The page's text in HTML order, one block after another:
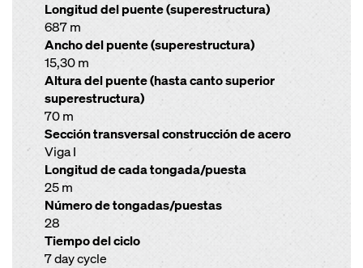
Longitud del puente (superestructura)
687 m
Ancho del puente (superestructura)
15,30 m
Altura del puente (hasta canto superior
superestructura)
70 m
Sección transversal construcción de acero
Viga I
Longitud de cada tongada/puesta
25 m
Número de tongadas/puestas
28
Tiempo del ciclo
7 day cycle